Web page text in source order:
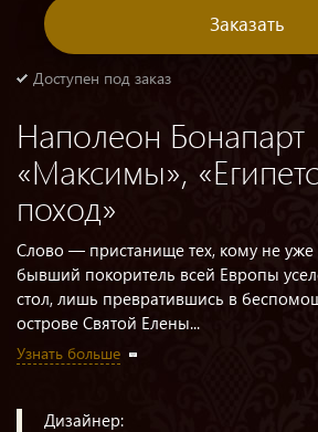
Доступен под заказ
Наполеон Бонапарт
«Максимы»,
поход»
Слово — пристанище тех, кому не уже
бывший покоритель всей Европы
стол, лишь превратившись в
острове Святой Елены...
Узнать больше
Заказать
Дизайнер: